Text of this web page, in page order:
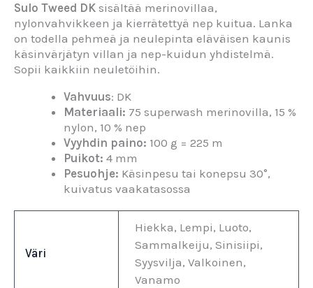
Sulo Tweed DK sisältää merinovillaa,
nylonvahvikkeen ja kierrätettyä nep kuitua. Lanka
on todella pehmeä ja neulepinta eläväisen kaunis
käsinvärjätyn villan ja nep-kuidun yhdistelmä.
Sopii kaikkiin neuletöihin.
Vahvuus: DK
Materiaali: 75 superwash merinovilla, 15 %
nylon, 10 % nep
Vyyhdin paino: 100 g = 225 m
Puikot: 4 mm
Pesuohje: Käsinpesu tai konepsu 30°,
kuivatus vaakatasossa
Väri
Hiekka, Lempi, Luoto,
Sammalkeiju, Sinisiipi,
Syysvilja, Valkoinen,
Vanamo